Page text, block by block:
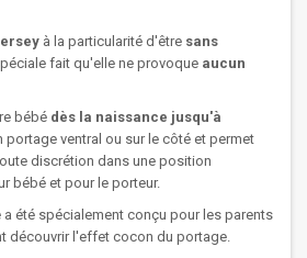
à la particularité d'être sans
fait qu'elle ne provoque aucun
bébé dès la naissance jusqu'à
portage ventral ou sur le côté et permet
discrétion dans une position
bébé et pour le porteur.
a été spécialement conçu pour les parents
découvrir l'effet cocon du portage.